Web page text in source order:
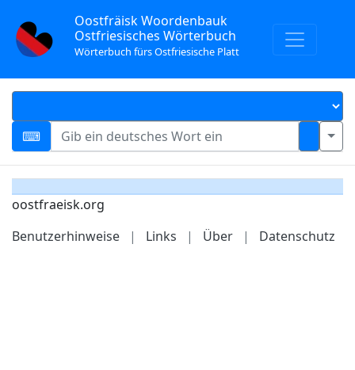
Oostfräisk Woordenbauk
Ostfriesisches Wörterbuch
Wörterbuch fürs Ostfriesische Platt
oostfraeisk.org
Benutzerhinweise
| Links | Über | Datenschutz